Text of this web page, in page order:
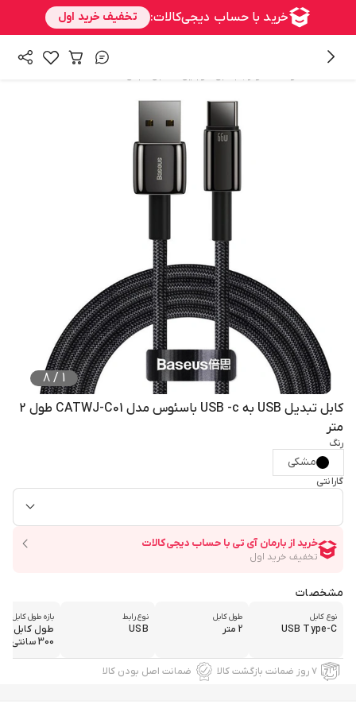
1
/
8
کابل تبدیل USB به USB -c باسئوس مدل CATWJ-C01 طول 2
متر
رنگ
مشکی
گارانتی
مشخصات
نوع کابل
USB Type-C
طول کابل
2 متر
نوع رابط
USB
بازه طول کابل
300 سانتی متر
۷ روز ضمانت بازگشت کالا ضمانت اصل بودن کالا